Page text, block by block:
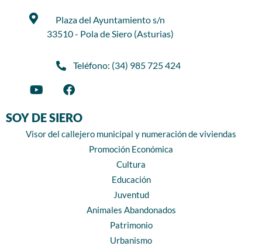
Plaza del Ayuntamiento s/n
33510 - Pola de Siero (Asturias)
Teléfono: (34) 985 725 424
SOY DE SIERO
Visor del callejero municipal y numeración de viviendas
Promoción Económica
Cultura
Educación
Juventud
Animales Abandonados
Patrimonio
Urbanismo